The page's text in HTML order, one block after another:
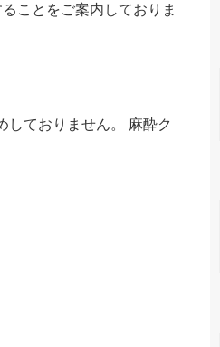
ことをご案内しておりま
しておりません。 麻酔ク